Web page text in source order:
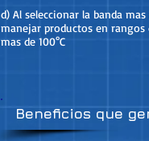
d) Al seleccionar la banda
manejar productos en rangos
mas de 100°C
Beneficios que